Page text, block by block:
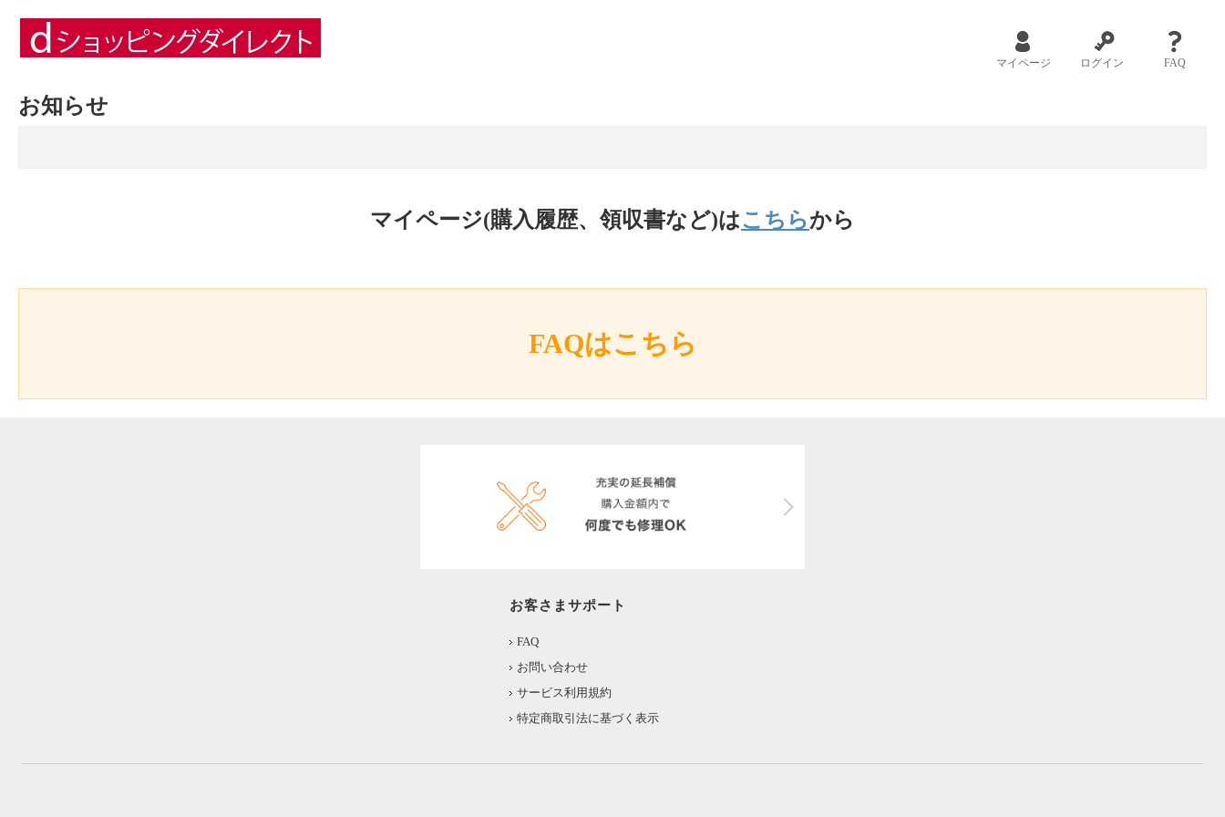
マイページ ログイン FAQ
お知らせ
マイページ(購入履歴、領収書など)はこちらから
FAQはこちら
お客さまサポート
FAQ
お問い合わせ
サービス利用規約
特定商取引法に基づく表示